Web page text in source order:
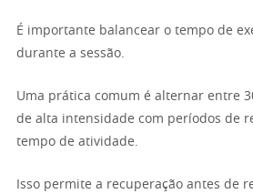
É importante balancear o tempo de
durante a sessão.
Uma prática comum é alternar entre
de alta intensidade com períodos de
tempo de atividade.
Isso permite a recuperação antes de